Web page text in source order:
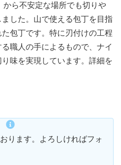
ら不安定な場所でも切りや
した。山で使える包丁を目指
包丁です。特に刃付けの工程
職人の手によるもので、ナイ
味を実現しています。詳細を
ります。よろしければフォ